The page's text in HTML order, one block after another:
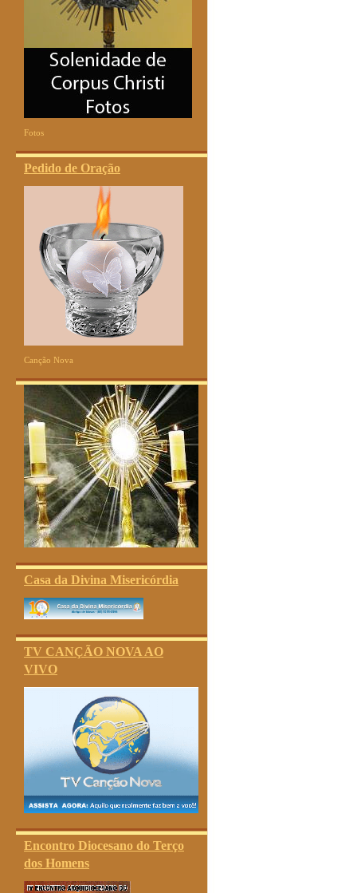
Fotos
Pedido de Oração
Canção Nova
Casa da Divina Misericórdia
TV CANÇÃO NOVA AO
VIVO
Encontro Diocesano do Terço
dos Homens